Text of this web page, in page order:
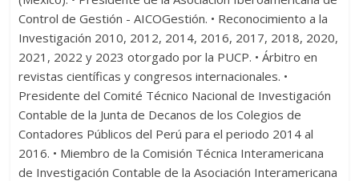
Control de Gestión - AICOGestión. • Reconocimiento a la
Investigación 2010, 2012, 2014, 2016, 2017, 2018, 2020,
2021, 2022 y 2023 otorgado por la PUCP. • Árbitro en
revistas científicas y congresos internacionales. •
Presidente del Comité Técnico Nacional de Investigación
Contable de la Junta de Decanos de los Colegios de
Contadores Públicos del Perú para el periodo 2014 al
2016. • Miembro de la Comisión Técnica Interamericana
de Investigación Contable de la Asociación Interamericana